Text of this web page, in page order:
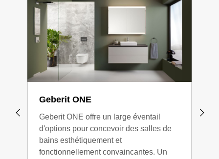
Geberit ONE
Geberit ONE offre un large éventail
d'options pour concevoir des salles de
bains esthétiquement et
fonctionnellement convaincantes. Un